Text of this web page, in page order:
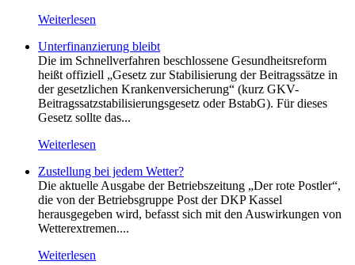
Weiterlesen
Unterfinanzierung bleibt
Die im Schnellverfahren beschlossene Gesundheitsreform
heißt offiziell „Gesetz zur Stabilisierung der Beitragssätze in
der gesetzlichen Krankenversicherung“ (kurz GKV-
Beitragssatzstabilisierungsgesetz oder BstabG). Für dieses
Gesetz sollte das...
Weiterlesen
Zustellung bei jedem Wetter?
Die aktuelle Ausgabe der Betriebszeitung „Der rote Postler“,
die von der Betriebsgruppe Post der DKP Kassel
herausgegeben wird, befasst sich mit den Auswirkungen von
Wetterextremen....
Weiterlesen